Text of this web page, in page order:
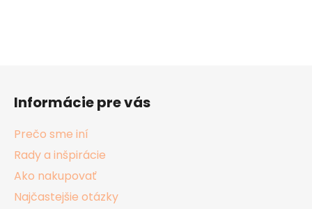
Informácie pre vás
Prečo sme iní
Rady a inšpirácie
Ako nakupovať
Najčastejšie otázky